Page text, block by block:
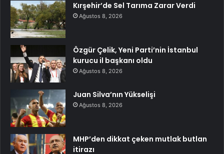
Kırşehir’de Sel Tarıma Zarar Verdi
Ağustos 8, 2026
Özgür Çelik, Yeni Parti’nin İstanbul
kurucu il başkanı oldu
Ağustos 8, 2026
Juan Silva’nın Yükselişi
Ağustos 8, 2026
MHP’den dikkat çeken mutlak butlan
itirazı